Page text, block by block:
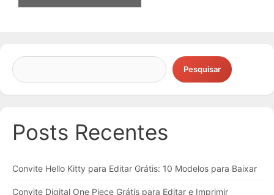
Pesquisar
Posts Recentes
Convite Hello Kitty para Editar Grátis: 10 Modelos para Baixar
Convite Digital One Piece Grátis para Editar e Imprimir